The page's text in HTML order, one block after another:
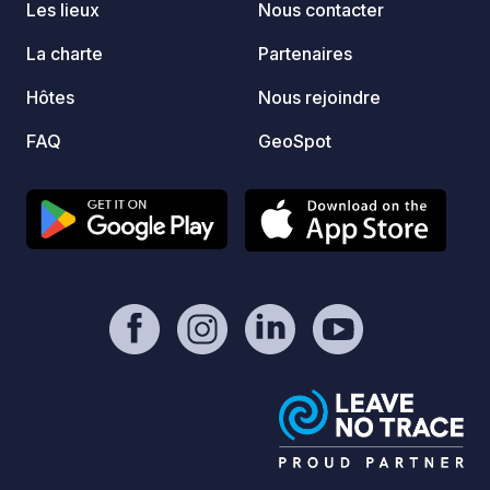
Les lieux
La charte
Hôtes
FAQ
Nous contacter
Partenaires
Nous rejoindre
GeoSpot